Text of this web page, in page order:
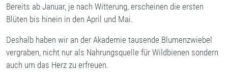
Bereits ab Januar, je nach Witterung, erscheinen die ersten
Blüten bis hinein in den April und Mai.
Deshalb haben wir an der Akademie tausende Blumenzwiebel
vergraben, nicht nur als Nahrungsquelle für Wildbienen sondern
auch um das Herz zu erfreuen.